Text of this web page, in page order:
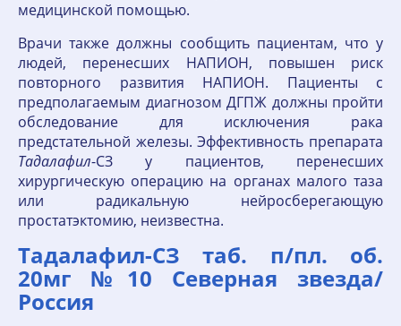
медицинской помощью.
Врачи также должны сообщить пациентам, что у
людей, перенесших НАПИОН, повышен риск
повторного развития НАПИОН. Пациенты с
предполагаемым диагнозом ДГПЖ должны пройти
обследование для исключения рака
предстательной железы. Эффективность препарата
Тадалафил-СЗ у пациентов, перенесших
хирургическую операцию на органах малого таза
или радикальную нейросберегающую
простатэктомию, неизвестна.
Тадалафил-СЗ таб. п/пл. об.
20мг №10 Северная звезда/
Россия